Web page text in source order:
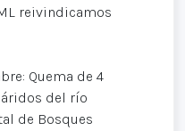
reivindicamos
Quema de 4
del río
de Bosques